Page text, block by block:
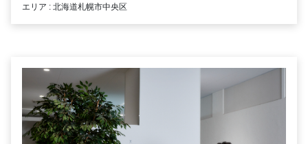
エリア : 北海道札幌市中央区